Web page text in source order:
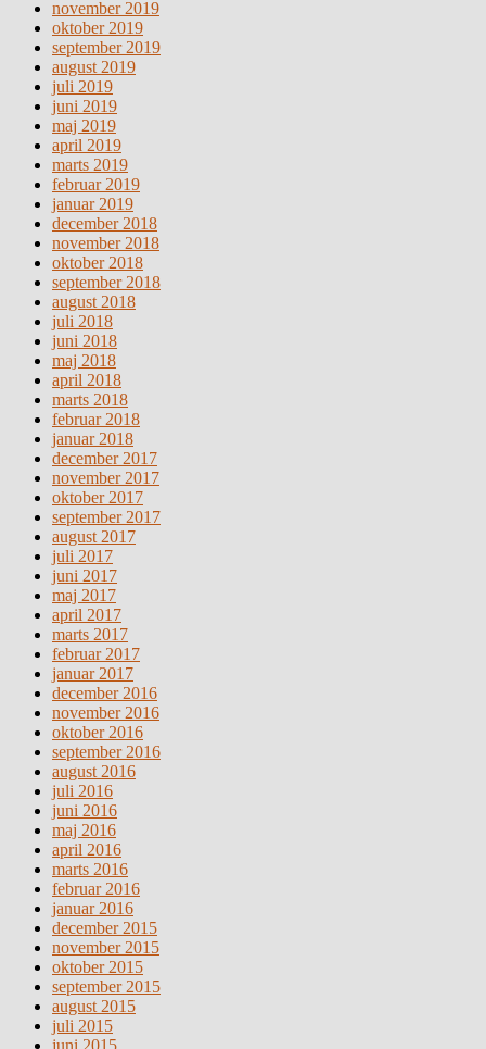
november 2019
oktober 2019
september 2019
august 2019
juli 2019
juni 2019
maj 2019
april 2019
marts 2019
februar 2019
januar 2019
december 2018
november 2018
oktober 2018
september 2018
august 2018
juli 2018
juni 2018
maj 2018
april 2018
marts 2018
februar 2018
januar 2018
december 2017
november 2017
oktober 2017
september 2017
august 2017
juli 2017
juni 2017
maj 2017
april 2017
marts 2017
februar 2017
januar 2017
december 2016
november 2016
oktober 2016
september 2016
august 2016
juli 2016
juni 2016
maj 2016
april 2016
marts 2016
februar 2016
januar 2016
december 2015
november 2015
oktober 2015
september 2015
august 2015
juli 2015
juni 2015